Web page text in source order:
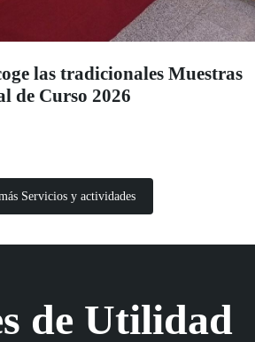
las tradicionales Muestras
de Curso 2026
Servicios y actividades
de Utilidad